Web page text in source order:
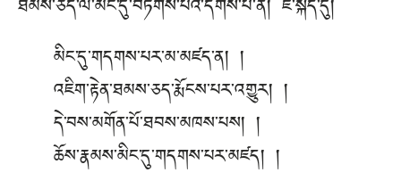
ཐམས་ཅད་ལ་མིང་དུ་བཏགས་པའི་དགོས་པ་ནི། ཇི་སྐད་དུ།
མིང་དུ་གདགས་པར་མ་མཛད་ན། །
འཇིག་རྟེན་ཐམས་ཅད་རྨོངས་པར་འགྱུར། །
དེ་བས་མགོན་པོ་ཐབས་མཁས་པས། །
ཆོས་རྣམས་མིང་དུ་གདགས་པར་མཛད། །